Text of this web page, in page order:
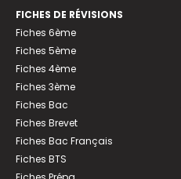
FICHES DE RÉVISIONS
Fiches 6ème
Fiches 5ème
Fiches 4ème
Fiches 3ème
Fiches Bac
Fiches Brevet
Fiches Bac Français
Fiches BTS